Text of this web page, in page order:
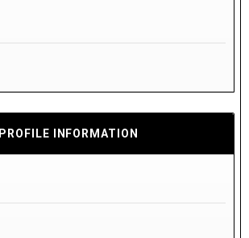
PROFILE INFORMATION